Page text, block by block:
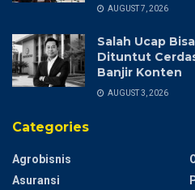
AUGUST 7, 2026
Salah Ucap
Dituntut
Banjir Konten
AUGUST 3, 2026
Categories
Agrobisnis
Asuransi